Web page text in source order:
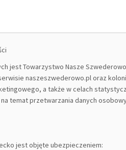
jest Towarzystwo Nasze
naszeszwederowo.pl oraz
a także w celach
temat przetwarzania danych
jest objęte ubezpieczeniem: